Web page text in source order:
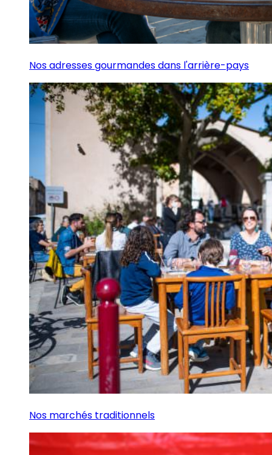
Nos adresses gourmandes dans l'arrière-pays
Nos marchés traditionnels